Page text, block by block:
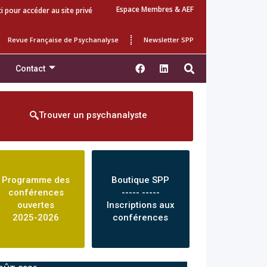
pour accéder au site privé Espace Membres & AEF
Revue Française de Psychanalyse Newsletter SPP
Contact
Trouver un psychanalyste
Programme des
conférences
ouvertes
2025-2026
Boutique SPP
----- -----
Inscriptions aux
conférences